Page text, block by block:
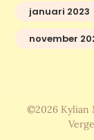
januari 2023
november
©2026 Kylian